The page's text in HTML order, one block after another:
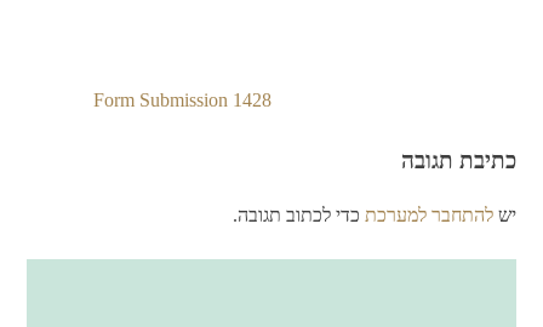
Form Submission 1428
כתיבת תגובה
ישלהתחבר למערכת כדי לכתוב תגובה.